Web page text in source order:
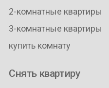
2-комнатные квартиры
3-комнатные квартиры
купить комнату
Снять квартиру